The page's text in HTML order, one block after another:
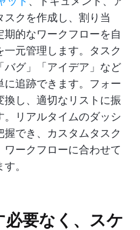
スクを作成し、割り当
的なワークフローを自
元管理します。タスク
バグ」「アイデア」など
追跡できます。フォー
換し、適切なリストに振
。リアルタイムのダッシ
握でき、カスタムタスク
ワークフローに合わせて
。
要なく、スケ